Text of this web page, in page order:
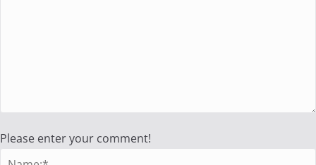
Please enter your comment!